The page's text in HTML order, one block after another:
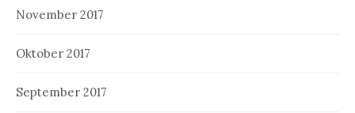
November 2017
Oktober 2017
September 2017